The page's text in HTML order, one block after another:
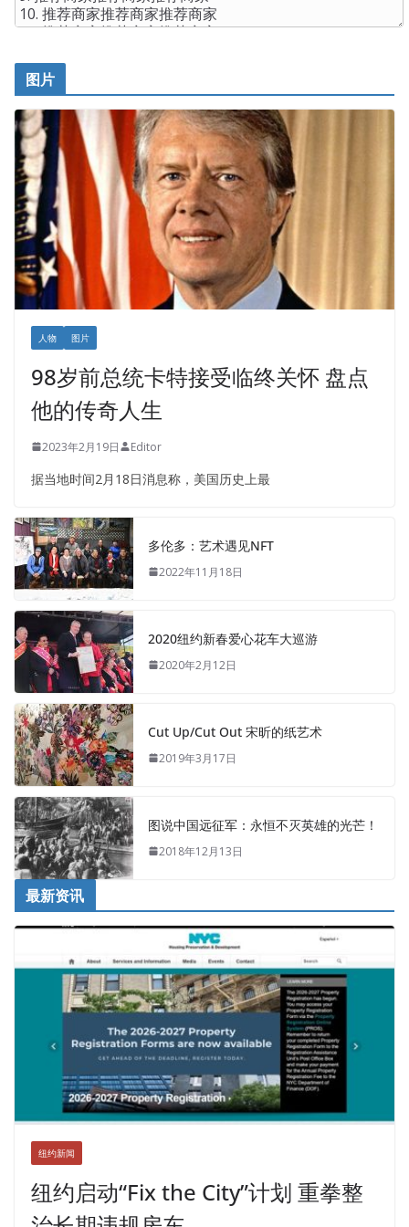
图片
人物 图片
98岁前总统卡特接受临终关怀 盘点
他的传奇人生
2023年2月19日 Editor
据当地时间2月18日消息称，美国历史上最
多伦多：艺术遇见NFT
2022年11月18日
2020纽约新春爱心花车大巡游
2020年2月12日
Cut Up/Cut Out 宋昕的纸艺术
2019年3月17日
图说中国远征军：永恒不灭英雄的光芒！
2018年12月13日
最新资讯
纽约新闻
纽约启动“Fix the City”计划 重拳整